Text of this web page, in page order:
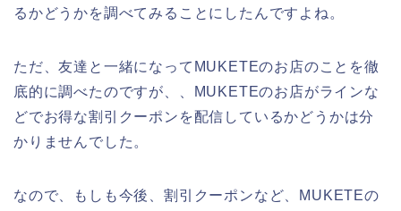
るかどうかを調べてみることにしたんですよね。
ただ、友達と一緒になってMUKETEのお店のことを徹
底的に調べたのですが、、MUKETEのお店がラインな
どでお得な割引クーポンを配信しているかどうかは分
かりませんでした。
なので、もしも今後、割引クーポンなど、MUKETEの